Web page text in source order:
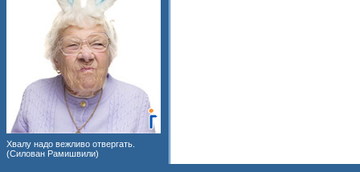
Хвалу надо вежливо отвергать.
(Силован Рамишвили)